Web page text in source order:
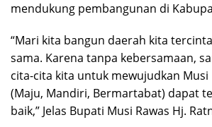
mendukung pembangunan di
“Mari kita bangun daerah kita
sama. Karena tanpa kebersamaan,
cita-cita kita untuk mewujudkan Musi
(Maju, Mandiri, Bermartabat) dapat
baik,” Jelas Bupati Musi Rawas Hj.